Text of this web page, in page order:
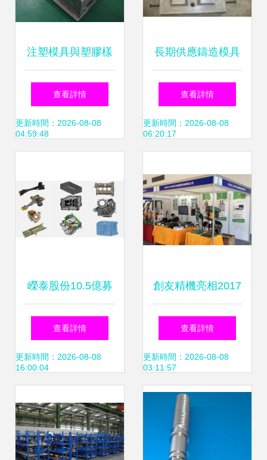
注塑模具與塑膠樣
品 現代制造業的核
心紐帶
查看詳情
更新時間：2026-08-08
04:59:48
長期供應鑄造模具
與殼型模具 量身定
做射芯機的專業選
查看詳情
更新時間：2026-08-08
06:20:17
嶸泰股份10.5億募
資獲批 加碼新能源
鋁壓鑄與模具升
速
查看詳情
更新時間：2026-08-08
16:00:04
創友精機亮相2017
第十三屆中國模具
之都博覽會，以創
新科技驅動模具行
業升級
查看詳情
更新時間：2026-08-08
03:11:57